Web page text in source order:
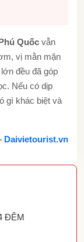
Quốc vẫn
vị mằn mặn
đều đã góp
Nếu có dịp
gì khác biệt và
Daivietourist.vn
ĐÊM